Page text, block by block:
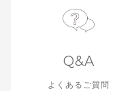
Q&A
よくあるご質問